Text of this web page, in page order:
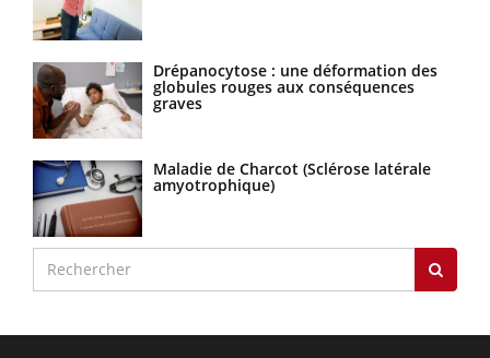
Drépanocytose : une déformation des
globules rouges aux conséquences
graves
Maladie de Charcot (Sclérose latérale
amyotrophique)